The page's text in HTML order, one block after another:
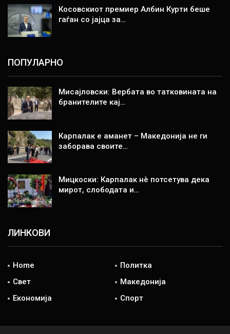
Косовскиот премиер Албин Курти беше
гаѓан со јајца за…
ПОПУЛАРНО
Мисајловски: Вербата во татковината на
бранителите кај…
Карпалак е аманет – Македонија не ги
заборава своите…
Мицкоски: Карпалак нè потсетува дека
мирот, слободата и…
ЛИНКОВИ
Home
Политка
Свет
Македонија
Економија
Спорт